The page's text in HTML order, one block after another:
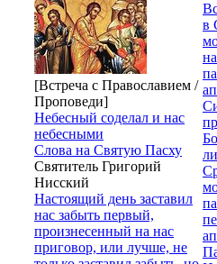
[Встреча с Православием /
Проповеди]
Небесный соделал и нас
небесными
Слова на Святую Пасху
Святитель Григорий
Нисский
Настоящий день заставил
нас забыть первый,
произнесенный на нас
приговор, или лучше, не
в